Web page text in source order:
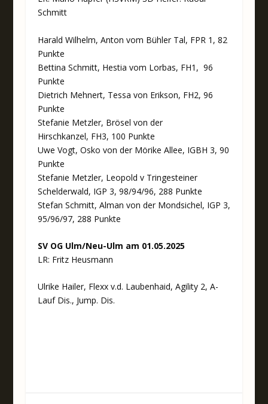
Schmitt
Harald Wilhelm, Anton vom Bühler Tal, FPR 1, 82
Punkte
Bettina Schmitt, Hestia vom Lorbas, FH1, 96
Punkte
Dietrich Mehnert, Tessa von Erikson, FH2, 96
Punkte
Stefanie Metzler, Brösel von der
Hirschkanzel, FH3, 100 Punkte
Uwe Vogt, Osko von der Mörike Allee, IGBH 3, 90
Punkte
Stefanie Metzler, Leopold v Tringesteiner
Schelderwald, IGP 3, 98/94/96, 288 Punkte
Stefan Schmitt, Alman von der Mondsichel, IGP 3,
95/96/97, 288 Punkte
SV OG Ulm/Neu-Ulm am 01.05.2025
LR: Fritz Heusmann
Ulrike Hailer, Flexx v.d. Laubenhaid, Agility 2, A-
Lauf Dis., Jump. Dis.